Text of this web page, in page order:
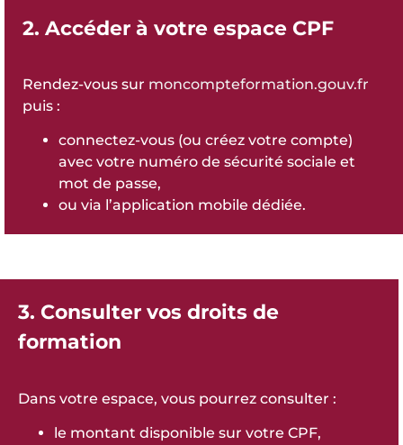
2. Accéder à votre espace CPF
Rendez-vous sur moncompteformation.gouv.fr
puis :
connectez-vous (ou créez votre compte)
avec votre numéro de sécurité sociale et
mot de passe,
ou via l’application mobile dédiée.
3. Consulter vos droits de
formation
Dans votre espace, vous pourrez consulter :
le montant disponible sur votre CPF,